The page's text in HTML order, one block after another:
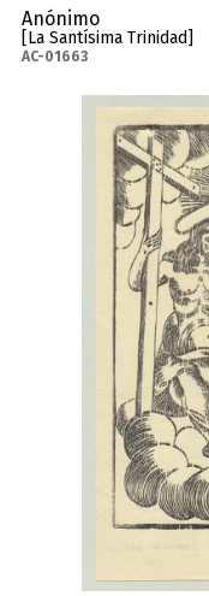
Anónimo
[La Santísima Trinidad]
AC-01663